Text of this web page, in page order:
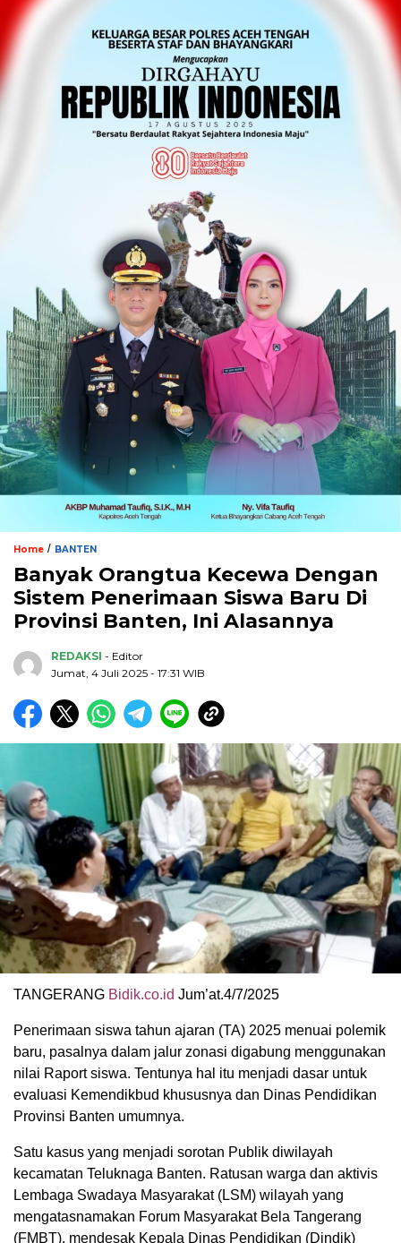
Home / BANTEN
Banyak Orangtua Kecewa Dengan
Sistem Penerimaan Siswa Baru Di
Provinsi Banten, Ini Alasannya
REDAKSI - Editor
Jumat, 4 Juli 2025 - 17:31 WIB
TANGERANG Bidik.co.id Jum’at.4/7/2025
Penerimaan siswa tahun ajaran (TA) 2025 menuai polemik
baru, pasalnya dalam jalur zonasi digabung menggunakan
nilai Raport siswa. Tentunya hal itu menjadi dasar untuk
evaluasi Kemendikbud khususnya dan Dinas Pendidikan
Provinsi Banten umumnya.
Satu kasus yang menjadi sorotan Publik diwilayah
kecamatan Teluknaga Banten. Ratusan warga dan aktivis
Lembaga Swadaya Masyarakat (LSM) wilayah yang
mengatasnamakan Forum Masyarakat Bela Tangerang
(FMBT), mendesak Kepala Dinas Pendidikan (Dindik)